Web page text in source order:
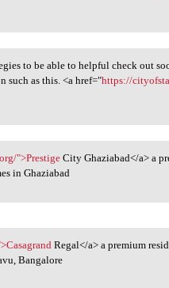
to be able to helpful check out
such as this. <a href="https://
">PrestigeCity Ghaziabad</a> a
in Ghaziabad
Regal</a> a premium
Bangalore